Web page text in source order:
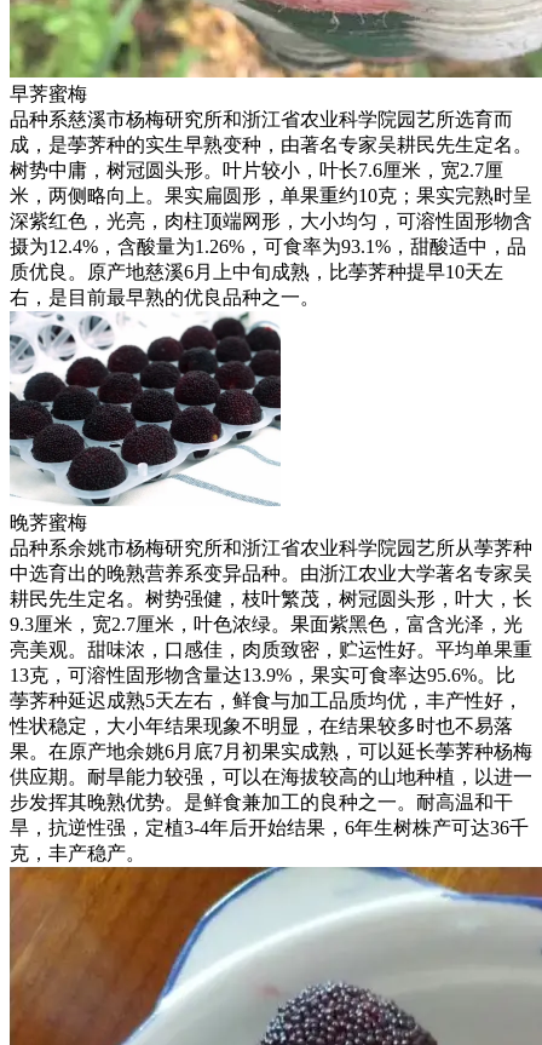
早荠蜜梅
品种系慈溪市杨梅研究所和浙江省农业科学院园艺所选育而
成，是荸荠种的实生早熟变种，由著名专家吴耕民先生定名。
树势中庸，树冠圆头形。叶片较小，叶长7.6厘米，宽2.7厘
米，两侧略向上。果实扁圆形，单果重约10克；果实完熟时呈
深紫红色，光亮，肉柱顶端网形，大小均匀，可溶性固形物含
摄为12.4%，含酸量为1.26%，可食率为93.1%，甜酸适中，品
质优良。原产地慈溪6月上中旬成熟，比荸荠种提早10天左
右，是目前最早熟的优良品种之一。
晚荠蜜梅
品种系余姚市杨梅研究所和浙江省农业科学院园艺所从荸荠种
中选育出的晚熟营养系变异品种。由浙江农业大学著名专家吴
耕民先生定名。树势强健，枝叶繁茂，树冠圆头形，叶大，长
9.3厘米，宽2.7厘米，叶色浓绿。果面紫黑色，富含光泽，光
亮美观。甜味浓，口感佳，肉质致密，贮运性好。平均单果重
13克，可溶性固形物含量达13.9%，果实可食率达95.6%。比
荸荠种延迟成熟5天左右，鲜食与加工品质均优，丰产性好，
性状稳定，大小年结果现象不明显，在结果较多时也不易落
果。在原产地余姚6月底7月初果实成熟，可以延长荸荠种杨梅
供应期。耐旱能力较强，可以在海拔较高的山地种植，以进一
步发挥其晚熟优势。是鲜食兼加工的良种之一。耐高温和干
旱，抗逆性强，定植3-4年后开始结果，6年生树株产可达36千
克，丰产稳产。